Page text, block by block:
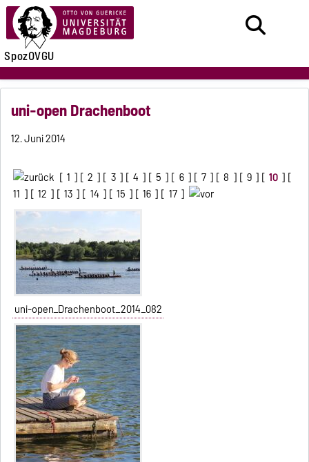
SpozOVGU
uni-open Drachenboot
12. Juni 2014
[ 1 ] [ 2 ] [ 3 ] [ 4 ] [ 5 ] [ 6 ] [ 7 ] [ 8 ] [ 9 ] [ 10 ] [
11 ] [ 12 ] [ 13 ] [ 14 ] [ 15 ] [ 16 ] [ 17 ]
uni-open_Drachenboot_2014_082